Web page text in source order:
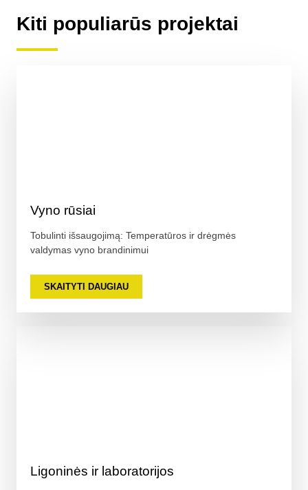
Kiti populiarūs projektai
Vyno rūsiai
Tobulinti išsaugojimą: Temperatūros ir drėgmės
valdymas vyno brandinimui
SKAITYTI DAUGIAU
Ligoninės ir laboratorijos